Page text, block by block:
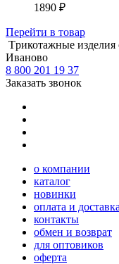
1890 ₽
Перейти в товар
Tрикотажные изделия
Иваново
8 800 201 19 37
Заказать звонок
о компании
каталог
новинки
оплата и доставка
контакты
обмен и возврат
для оптовиков
оферта